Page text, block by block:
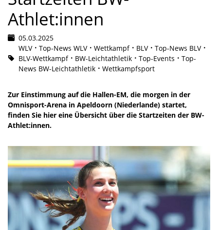
Athlet:innen
05.03.2025
WLV
Top-News WLV Wettkampf BLV
Top-News BLV
BLV-Wettkampf
BW-Leichtathletik Top-Events
Top-
News BW-Leichtathletik
Wettkampfsport
Zur Einstimmung auf die Hallen-EM, die morgen in der
Omnisport-Arena in Apeldoorn (Niederlande) startet,
finden Sie hier eine Übersicht über die Startzeiten der BW-
Athlet:innen.